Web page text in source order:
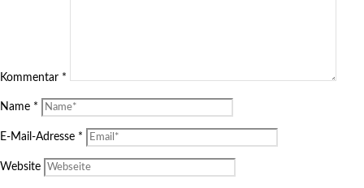
Kommentar *
Name *
E-Mail-Adresse *
Website